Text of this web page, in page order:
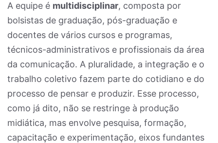
A equipe é multidisciplinar, composta por
bolsistas de graduação, pós-graduação e
docentes de vários cursos e programas,
técnicos-administrativos e profissionais da área
da comunicação. A pluralidade, a integração e o
trabalho coletivo fazem parte do cotidiano e do
processo de pensar e produzir. Esse processo,
como já dito, não se restringe à produção
midiática, mas envolve pesquisa, formação,
capacitação e experimentação, eixos fundantes